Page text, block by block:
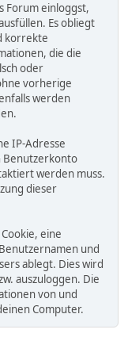
Forum einloggst,
Es obliegt
korrekte
die die
oder
vorherige
werden
IP-Adresse
Benutzerkonto
werden muss.
dieser
eine
und
ablegt. Dies wird
auszuloggen. Die
von und
Computer.